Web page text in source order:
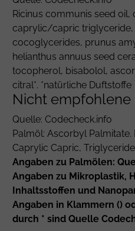
Ricinus communis seed oil,
caprylic/capric triglyceride,
cocoglycerides, prunus
helianthus annuus seed
tocopherol, bisabolol,
citral*. *natürliche Duftstoffe
Nicht empfohlene
Quelle: Codecheck.info
Palmöl:Ascorbyl Palmitate.
Caprylic Capric,
Angaben zu Palmölen:
Angaben zu Mikroplastik,
Inhaltsstoffen und
Angaben in Klammern ()
durch * sind Quelle